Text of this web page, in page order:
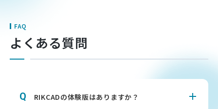
FAQ
よくある質問
RIKCADの体験版はありますか？